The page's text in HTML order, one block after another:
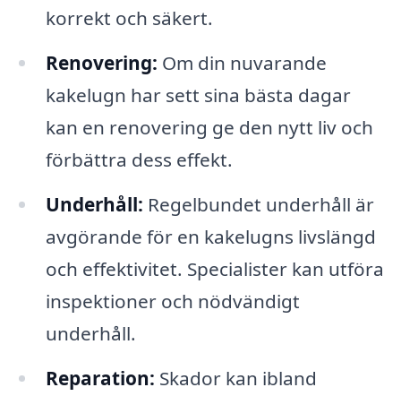
korrekt och säkert.
Renovering: Om din nuvarande
kakelugn har sett sina bästa dagar
kan en renovering ge den nytt liv och
förbättra dess effekt.
Underhåll: Regelbundet underhåll är
avgörande för en kakelugns livslängd
och effektivitet. Specialister kan utföra
inspektioner och nödvändigt
underhåll.
Reparation: Skador kan ibland